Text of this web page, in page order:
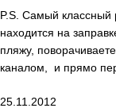
P.S. Самый классный
находится на
пляжу,
каналом, и прямо
25.11.2012